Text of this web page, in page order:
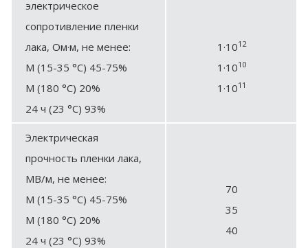
электрическое
сопротивление пленки
лака, Ом·м, не менее:
М (15-35 °С) 45-75%
М (180 °С) 20%
24 ч (23 °С) 93%
1·1012
1·1010
1·1011
Электрическая
прочность пленки лака,
МВ/м, не менее:
М (15-35 °С) 45-75%
М (180 °С) 20%
24 ч (23 °С) 93%
70
35
40